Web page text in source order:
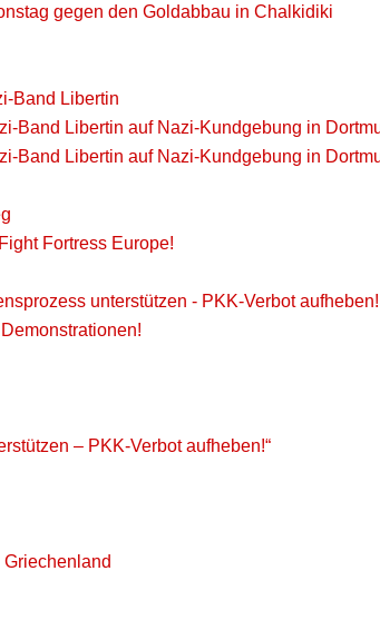
gegen den Goldabbau in Chalkidiki
Band Libertin
Band Libertin auf Nazi-Kundgebung in
Band Libertin auf Nazi-Kundgebung in
Fortress Europe!
unterstützen - PKK-Verbot aufheben!
– PKK-Verbot aufheben!“